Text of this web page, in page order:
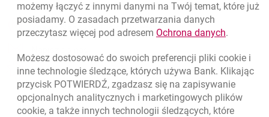
Znajdź placówkę lub bankomat otwiera się w nowej karcie
Oceń nas otwiera się w nowej karcie
możemy łączyć z innymi danymi na Twój temat, które już
posiadamy. O zasadach przetwarzania danych
przeczytasz więcej pod adresem Ochrona danychlink
.
Możesz dostosować do swoich preferencji pliki cookie i
inne technologie śledzące, których używa Bank. Klikając
przycisk POTWIERDŹ, zgadzasz się na zapisywanie
opcjonalnych analitycznych i marketingowych plików
cookie, a także innych technologii śledzących, które